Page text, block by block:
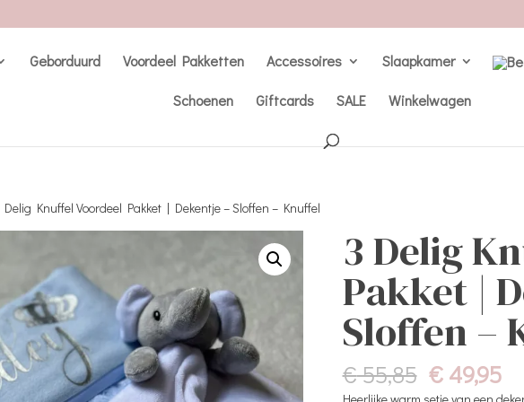
Geborduurd Voordeel Pakketten Accessoires Slaapkamer
Schoenen Giftcards SALE Winkelwagen
Knuffel Voordeel Pakket | Dekentje – Sloffen – Knuffel
3 Delig
Pakket |
Sloffen –
€55,85
prijs
€49,95